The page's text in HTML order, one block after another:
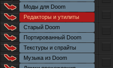
Моды для Doom
Редакторы и утилиты
Старый Doom
Портированный Doom
Текстуры и спрайты
Музыка из Doom